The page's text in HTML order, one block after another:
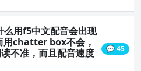
么用f5中文配音会出现
用chatter box不会，
不准，而且配音速度
💬 45